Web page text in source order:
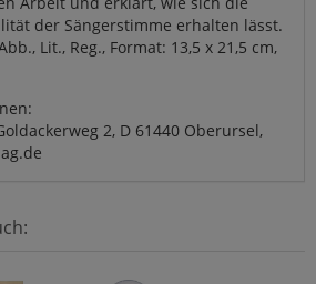
der Sängerstimme erhalten lässt.
Lit., Reg., Format: 13,5 x 21,5 cm,
2, D 61440 Oberursel,